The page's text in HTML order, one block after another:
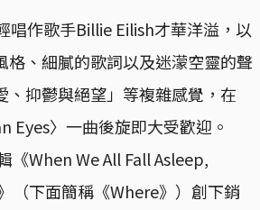
唱作歌手Billie Eilish才華洋溢，以
格、細膩的歌詞以及迷濛空靈的聲
、抑鬱與絕望」等複雜感覺，在
Eyes〉一曲後旋即大受歡迎。
《When We All Fall Asleep,
（下面簡稱《Where》）創下銷